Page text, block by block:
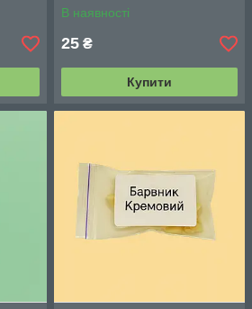
В наявності
25 ₴
Купити